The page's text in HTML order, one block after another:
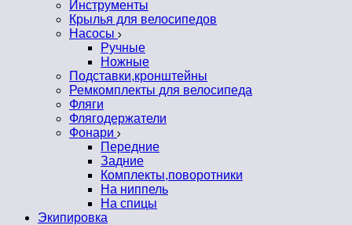
Инструменты
Крылья для велосипедов
Насосы
Ручные
Ножные
Подставки,кронштейны
Ремкомплекты для велосипеда
Фляги
Флягодержатели
Фонари
Передние
Задние
Комплекты,поворотники
На ниппель
На спицы
Экипировка